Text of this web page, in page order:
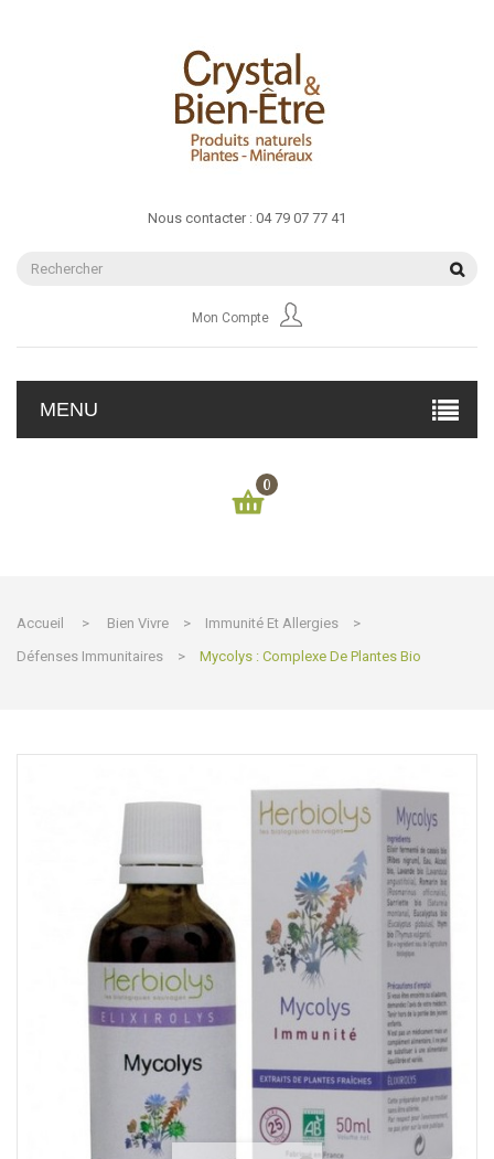
Nous contacter : 04 79 07 77 41
Mon Compte
MENU
0
Accueil > Bien Vivre > Immunité Et Allergies
>
Défenses Immunitaires
> Mycolys : Complexe De Plantes Bio